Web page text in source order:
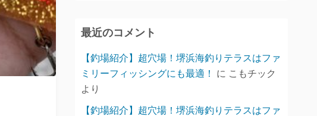
ブ
最近のコメント
【釣場紹介】超穴場！堺浜海釣りテラスはファ
ミリーフィッシングにも最適！
に こもチック
より
【釣場紹介】超穴場！堺浜海釣りテラスはファ